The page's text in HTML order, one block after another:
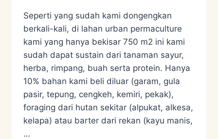
Seperti yang sudah kami dongengkan
berkali-kali, di lahan urban permaculture
kami yang hanya bekisar 750 m2 ini kami
sudah dapat sustain dari tanaman sayur,
herba, rimpang, buah serta protein. Hanya
10% bahan kami beli diluar (garam, gula
pasir, tepung, cengkeh, kemiri, pekak),
foraging dari hutan sekitar (alpukat, alkesa,
kelapa) atau barter dari rekan (kayu manis,
…